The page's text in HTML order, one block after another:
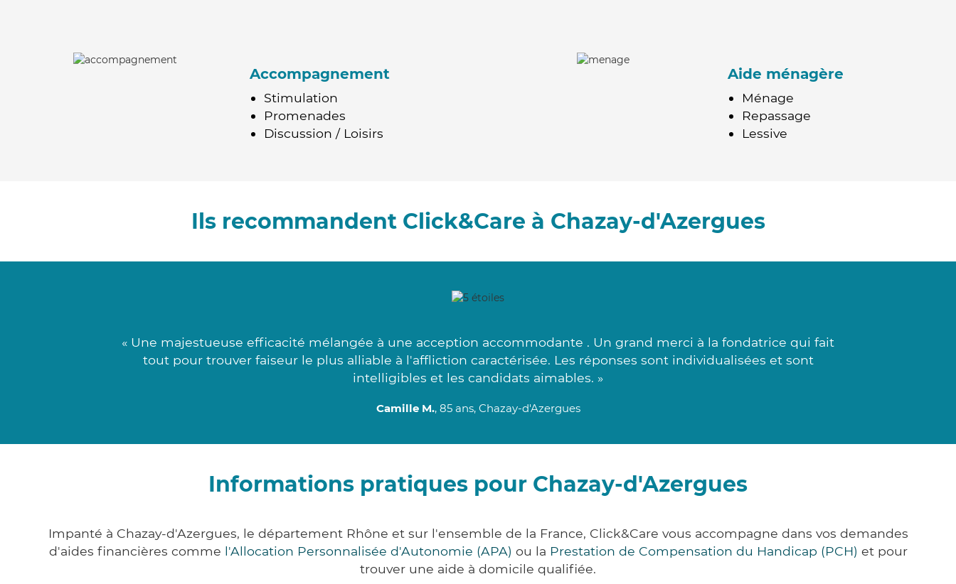
Accompagnement
Stimulation
Promenades
Discussion / Loisirs
Aide ménagère
Ménage
Repassage
Lessive
Ils recommandent Click&Care à Chazay-d'Azergues
« Une majestueuse efficacité mélangée à une acception accommodante . Un grand merci à la fondatrice qui fait
tout pour trouver faiseur le plus alliable à l'affliction caractérisée. Les réponses sont individualisées et sont
intelligibles et les candidats aimables. »
Camille M., 85 ans, Chazay-d'Azergues
Informations pratiques pour Chazay-d'Azergues
Impanté à Chazay-d'Azergues, le département Rhône et sur l'ensemble de la France, Click&Care vous accompagne dans vos demandes
d'aides financières comme l'Allocation Personnalisée d'Autonomie (APA) ou la Prestation de Compensation du Handicap (PCH) et pour
trouver une aide à domicile qualifiée.